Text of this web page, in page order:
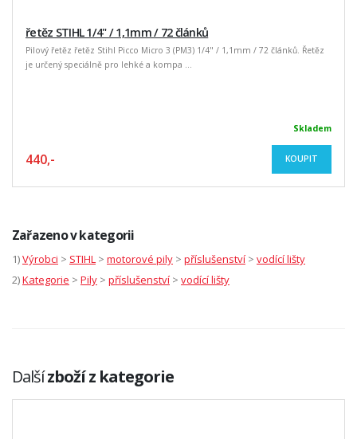
řetěz STIHL 1/4" / 1,1mm / 72 článků
Pilový řetěz řetěz Stihl Picco Micro 3 (PM3) 1/4" / 1,1mm / 72 článků. Řetěz
je určený speciálně pro lehké a kompa ...
Skladem
440,- KOUPIT
Zařazeno v kategorii
1)Výrobci > STIHL > motorové pily > příslušenství > vodící lišty
2)Kategorie > Pily > příslušenství > vodící lišty
Dalšízboží z kategorie